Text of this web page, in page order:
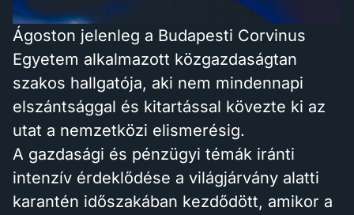
Ágoston jelenleg a Budapesti Corvinus
Egyetem alkalmazott közgazdaságtan
szakos hallgatója, aki nem mindennapi
elszántsággal és kitartással kövezte ki az
utat a nemzetközi elismerésig.
A gazdasági és pénzügyi témák iránti
intenzív érdeklődése a világjárvány alatti
karantén időszakában kezdődött, amikor a